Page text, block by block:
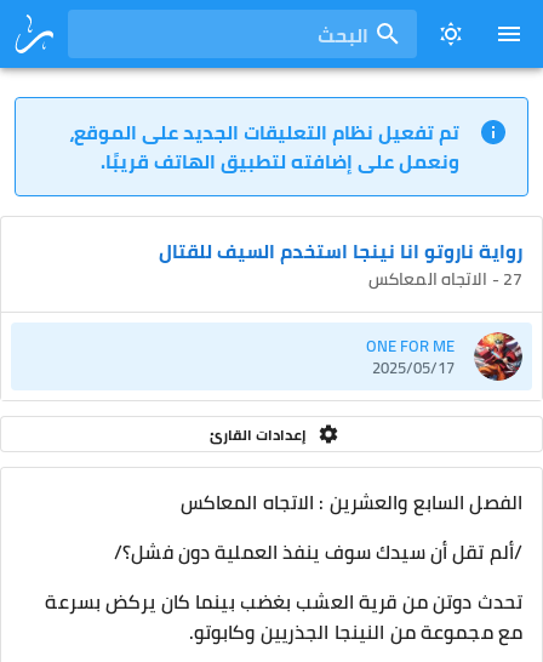
البحث
تم تفعيل نظام التعليقات الجديد على الموقع،
ونعمل على إضافته لتطبيق الهاتف قريبًا.
رواية ناروتو انا نينجا استخدم السيف للقتال
27 - الاتجاه المعاكس
ONE FOR ME
2025/05/17
إعدادات القارئ
الفصل السابع والعشرين : الاتجاه المعاكس
/ألم تقل أن سيدك سوف ينفذ العملية دون فشل؟/
تحدث دوتن من قرية العشب بغضب بينما كان يركض بسرعة
مع مجموعة من النينجا الجذريين وكابوتو.